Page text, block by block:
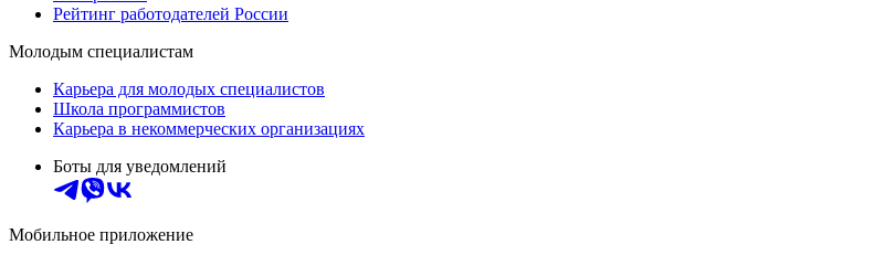
Рейтинг работодателей России
Молодым специалистам
Карьера для молодых специалистов
Школа программистов
Карьера в некоммерческих организациях
Боты для уведомлений
Мобильное приложение